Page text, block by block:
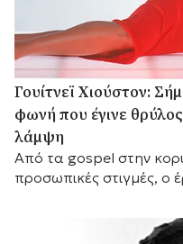
Γουίτνεϊ Χιούστον:
φωνή που έγινε
λάμψη
Από τα gospel στην
προσωπικές στιγμές, ο